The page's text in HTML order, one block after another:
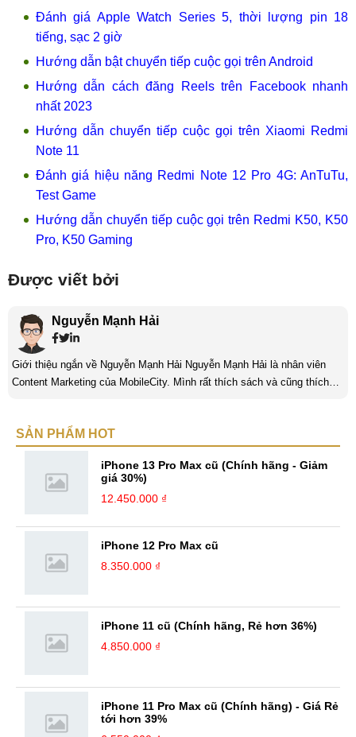
Đánh giá Apple Watch Series 5, thời lượng pin 18
tiếng, sạc 2 giờ
Hướng dẫn bật chuyển tiếp cuộc gọi trên Android
Hướng dẫn cách đăng Reels trên Facebook nhanh
nhất 2023
Hướng dẫn chuyển tiếp cuộc gọi trên Xiaomi Redmi
Note 11
Đánh giá hiệu năng Redmi Note 12 Pro 4G: AnTuTu,
Test Game
Hướng dẫn chuyển tiếp cuộc gọi trên Redmi K50, K50
Pro, K50 Gaming
Được viết bởi
Nguyễn Mạnh Hải
Giới thiệu ngắn về Nguyễn Mạnh Hải Nguyễn Mạnh Hải là nhân viên
Content Marketing của MobileCity. Mình rất thích sách và cũng thích
bản thân Nguyễn Mạnh Hải, viết chính là gửi gắm lại những cảm xúc,
SẢN PHẨM HOT
iPhone 13 Pro Max cũ (Chính hãng - Giảm
giá 30%)
12.450.000 ₫
iPhone 12 Pro Max cũ
8.350.000 ₫
iPhone 11 cũ (Chính hãng, Rẻ hơn 36%)
4.850.000 ₫
iPhone 11 Pro Max cũ (Chính hãng) - Giá Rẻ
tới hơn 39%